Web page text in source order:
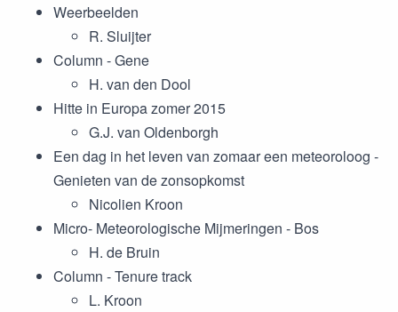
Weerbeelden
R. Sluijter
Column - Gene
H. van den Dool
Hitte in Europa zomer 2015
G.J. van Oldenborgh
Een dag in het leven van zomaar een meteoroloog -
Genieten van de zonsopkomst
Nicolien Kroon
Micro- Meteorologische Mijmeringen - Bos
H. de Bruin
Column - Tenure track
L. Kroon